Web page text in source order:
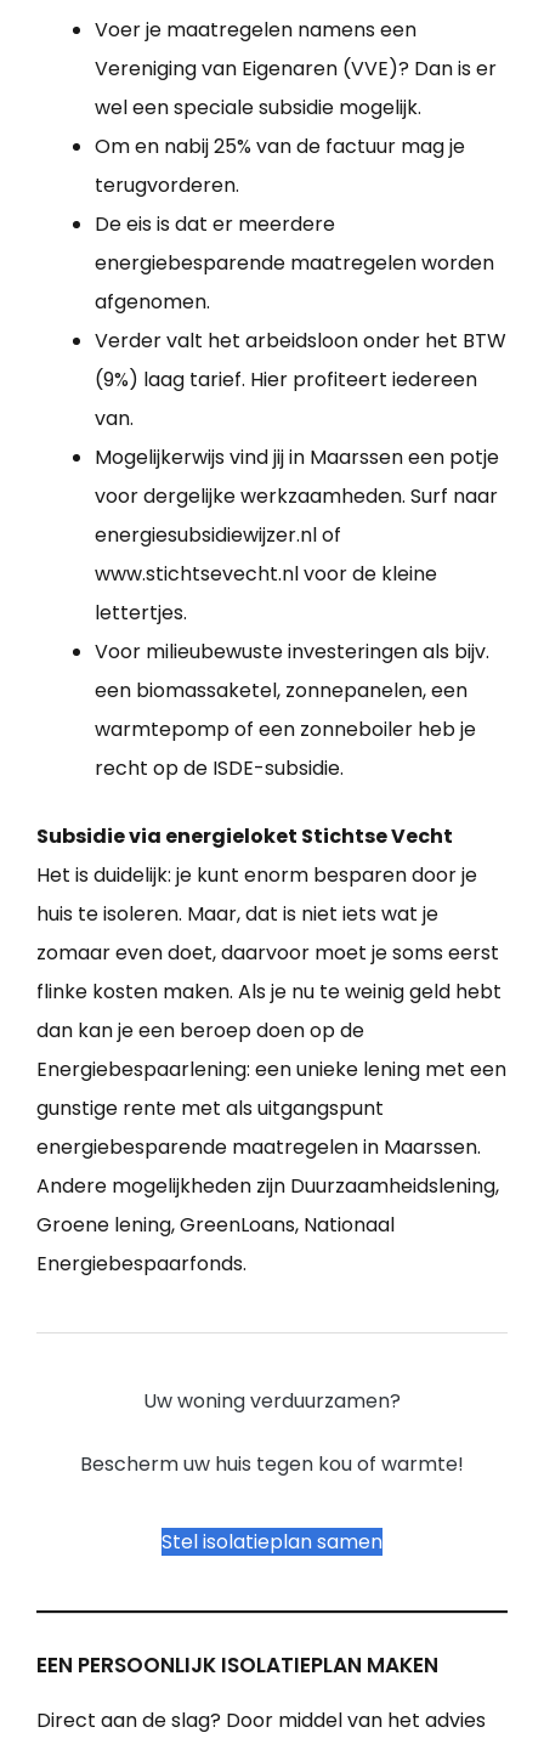
Voer je maatregelen namens een
Vereniging van Eigenaren (VVE)? Dan is er
wel een speciale subsidie mogelijk.
Om en nabij 25% van de factuur mag je
terugvorderen.
De eis is dat er meerdere
energiebesparende maatregelen worden
afgenomen.
Verder valt het arbeidsloon onder het BTW
(9%) laag tarief. Hier profiteert iedereen
van.
Mogelijkerwijs vind jij in Maarssen een potje
voor dergelijke werkzaamheden. Surf naar
energiesubsidiewijzer.nl of
www.stichtsevecht.nl voor de kleine
lettertjes.
Voor milieubewuste investeringen als bijv.
een biomassaketel, zonnepanelen, een
warmtepomp of een zonneboiler heb je
recht op de ISDE-subsidie.
Subsidie via energieloket Stichtse Vecht
Het is duidelijk: je kunt enorm besparen door je
huis te isoleren. Maar, dat is niet iets wat je
zomaar even doet, daarvoor moet je soms eerst
flinke kosten maken. Als je nu te weinig geld hebt
dan kan je een beroep doen op de
Energiebespaarlening: een unieke lening met een
gunstige rente met als uitgangspunt
energiebesparende maatregelen in Maarssen.
Andere mogelijkheden zijn Duurzaamheidslening,
Groene lening, GreenLoans, Nationaal
Energiebespaarfonds.
Uw woning verduurzamen?
Bescherm uw huis tegen kou of warmte!
Stel isolatieplan samen
EEN PERSOONLIJK ISOLATIEPLAN MAKEN
Direct aan de slag? Door middel van het advies